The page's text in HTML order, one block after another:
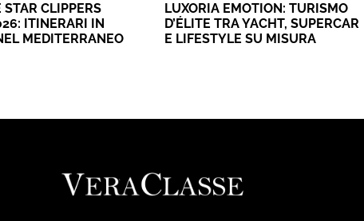
STAR CLIPPERS
ITINERARI IN
MEDITERRANEO
LUXORIA EMOTION: TURISMO
D’ÉLITE TRA YACHT, SUPERCAR
E LIFESTYLE SU MISURA